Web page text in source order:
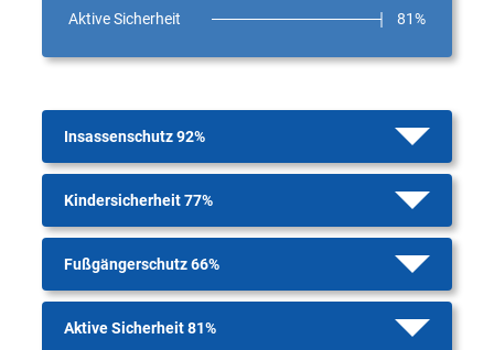
Aktive Sicherheit 81%
Insassenschutz 92%
Kindersicherheit 77%
Fußgängerschutz 66%
Aktive Sicherheit 81%